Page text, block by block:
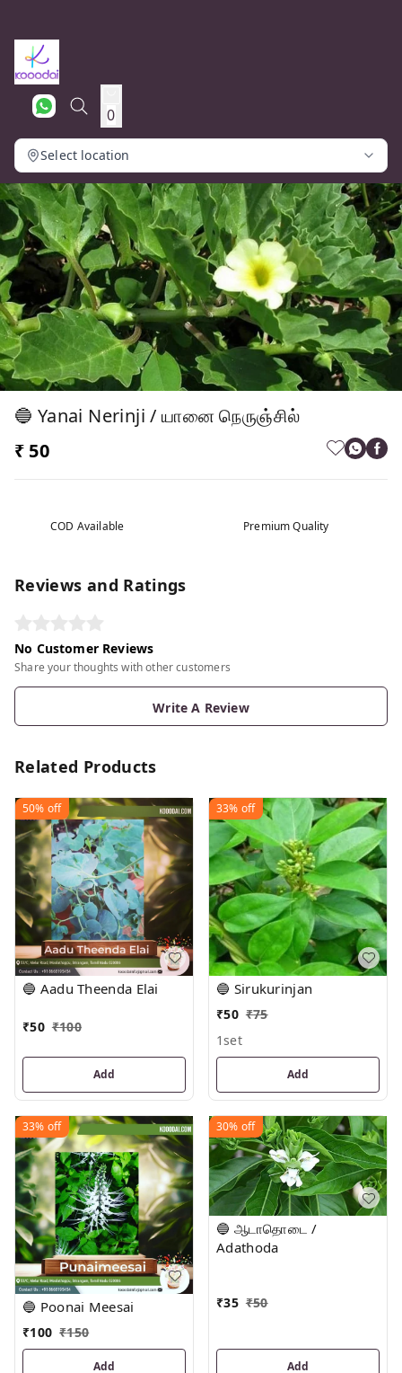
0
Select location
🔵 Yanai Nerinji / யானை நெருஞ்சில்
₹ 50
COD Available Premium Quality
Reviews and Ratings
No Customer Reviews
Share your thoughts with other customers
Write A Review
Related Products
50% off
🔵 Aadu Theenda Elai
₹50 ₹100
Add
33% off
🔵 Sirukurinjan
₹50 ₹75
1set
Add
33% off
🔵 Poonai Meesai
₹100 ₹150
Add
30% off
🔵 ஆடாதொடை /
Adathoda
₹35 ₹50
Add